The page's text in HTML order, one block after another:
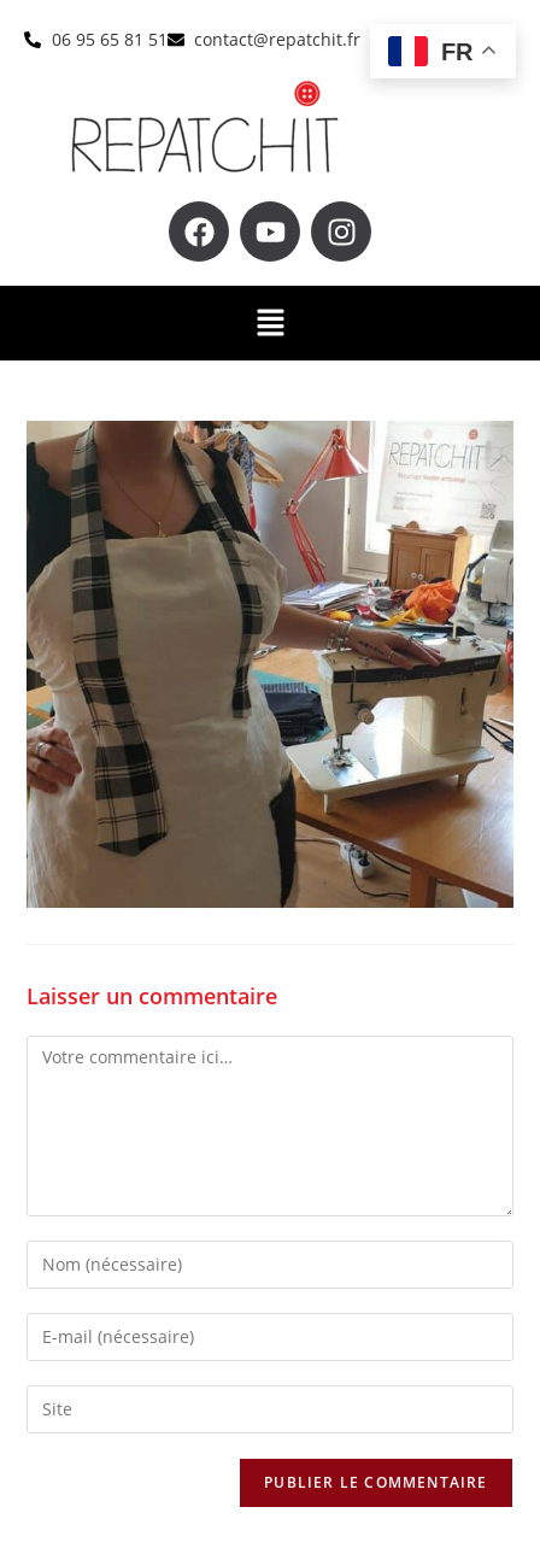
06 95 65 81 51 contact@repatchit.fr
Laisser un commentaire
FR